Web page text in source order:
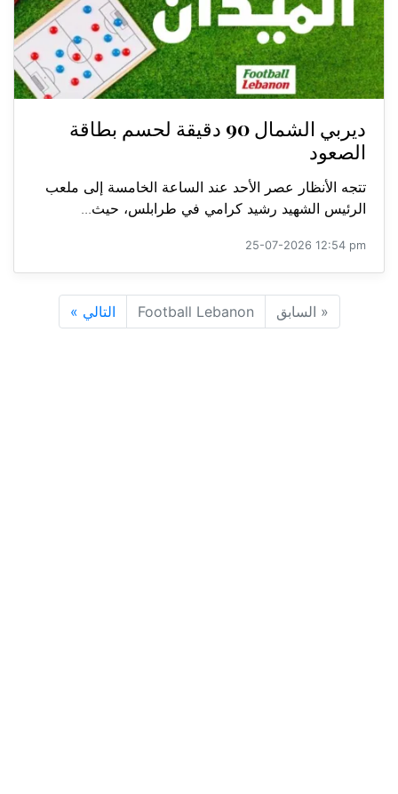
ديربي الشمال 90 دقيقة لحسم بطاقة
الصعود
تتجه الأنظار عصر الأحد عند الساعة الخامسة إلى ملعب
الرئيس الشهيد رشيد كرامي في طرابلس، حيث...
25-07-2026 12:54 pm
« السابق Football Lebanon التالي »